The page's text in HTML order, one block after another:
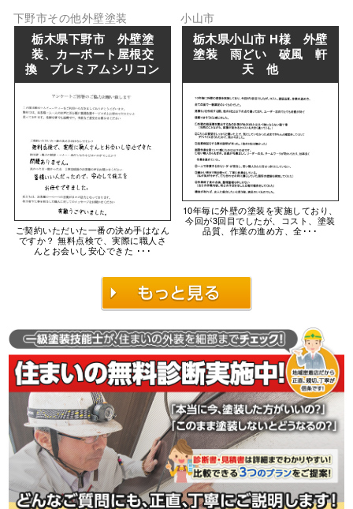
下野市その他外壁塗装
栃木県下野市 外壁塗
装、カーポート屋根交
換 プレミアムシリコン
ご契約いただいた一番の決め手はなん
ですか？ 無料点検で、実際に職人さ
んとお会いし安心できた ･･･
小山市
栃木県小山市 H様 外壁
塗装 雨どい 破風 軒
天 他
10年毎に外壁の塗装を実施しており、
今回が3回目でしたが、コスト、塗装
品質、作業の進め方、全･･･